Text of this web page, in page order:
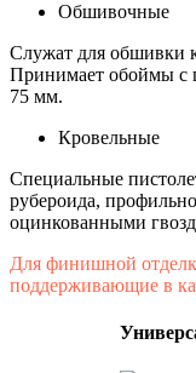
Обшивочные
Служат для обшивки
Принимает обоймы с
75 мм.
Кровельные
Специальные
рубероида,
оцинкованными
Для финишной
поддерживающие в